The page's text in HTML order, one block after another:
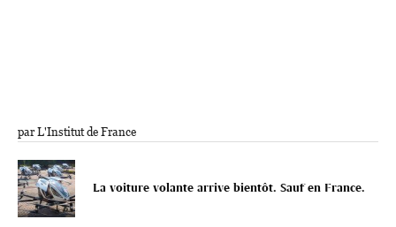
par L'Institut de France
La voiture volante arrive bientôt. Sauf en France.